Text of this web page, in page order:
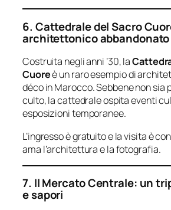
6. Cattedrale del Sacro
architettonico abbandonato
Costruita negli anni ’30, la
Cuoreè un raro esempio di
déco in Marocco. Sebbene non sia
culto, la cattedrale ospita eventi
esposizioni temporanee.
L’ingresso è gratuito e la visita è
ama l’architettura e la fotografia.
7. Il Mercato Centrale: un
e sapori